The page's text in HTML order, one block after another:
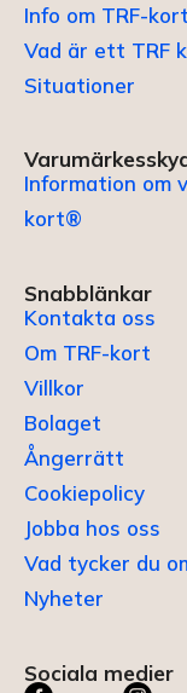
Info om TRF-kort
Vad är ett TRF
Situationer
Information om
kort®
Snabblänkar
Kontakta oss
Om TRF-kort
Villkor
Bolaget
Ångerrätt
Cookiepolicy
Jobba hos oss
Vad tycker du
Nyheter
Sociala medier